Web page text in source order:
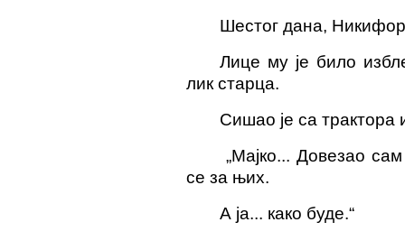
Шестог дана,
Лице му је било
ликстарца.
Сишао је са трактора
„Мајко... Довезао
се за њих.
А ја... како буде.“